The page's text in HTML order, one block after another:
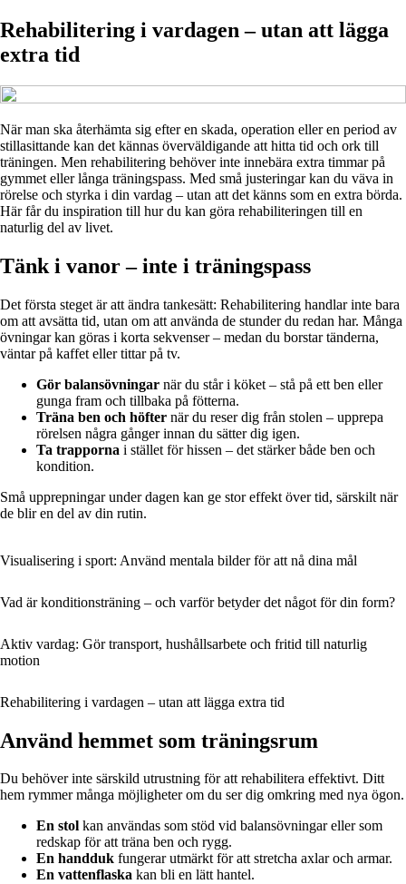
Rehabilitering i vardagen – utan att lägga
extra tid
När man ska återhämta sig efter en skada, operation eller en period av
stillasittande kan det kännas överväldigande att hitta tid och ork till
träningen. Men rehabilitering behöver inte innebära extra timmar på
gymmet eller långa träningspass. Med små justeringar kan du väva in
rörelse och styrka i din vardag – utan att det känns som en extra börda.
Här får du inspiration till hur du kan göra rehabiliteringen till en
naturlig del av livet.
Tänk i vanor – inte i träningspass
Det första steget är att ändra tankesätt: Rehabilitering handlar inte bara
om att avsätta tid, utan om att använda de stunder du redan har. Många
övningar kan göras i korta sekvenser – medan du borstar tänderna,
väntar på kaffet eller tittar på tv.
Gör balansövningar när du står i köket – stå på ett ben eller
gunga fram och tillbaka på fötterna.
Träna ben och höfter när du reser dig från stolen – upprepa
rörelsen några gånger innan du sätter dig igen.
Ta trapporna i stället för hissen – det stärker både ben och
kondition.
Små upprepningar under dagen kan ge stor effekt över tid, särskilt när
de blir en del av din rutin.
Visualisering i sport: Använd mentala bilder för att nå dina mål
Vad är konditionsträning – och varför betyder det något för din form?
Aktiv vardag: Gör transport, hushållsarbete och fritid till naturlig
motion
Rehabilitering i vardagen – utan att lägga extra tid
Använd hemmet som träningsrum
Du behöver inte särskild utrustning för att rehabilitera effektivt. Ditt
hem rymmer många möjligheter om du ser dig omkring med nya ögon.
En stol kan användas som stöd vid balansövningar eller som
redskap för att träna ben och rygg.
En handduk fungerar utmärkt för att stretcha axlar och armar.
En vattenflaska kan bli en lätt hantel.